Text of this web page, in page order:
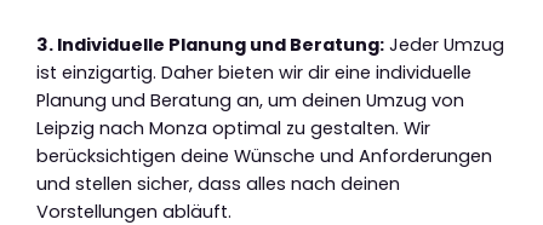
3. Individuelle Planung und Beratung: Jeder Umzug
ist einzigartig. Daher bieten wir dir eine individuelle
Planung und Beratung an, um deinen Umzug von
Leipzig nach Monza optimal zu gestalten. Wir
berücksichtigen deine Wünsche und Anforderungen
und stellen sicher, dass alles nach deinen
Vorstellungen abläuft.